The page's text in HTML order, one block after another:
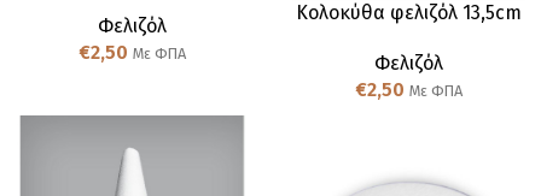
Φελιζόλ
€2,50 Με ΦΠΑ
Κολοκύθα φελιζόλ 13,5cm
Φελιζόλ
€2,50 Με ΦΠΑ